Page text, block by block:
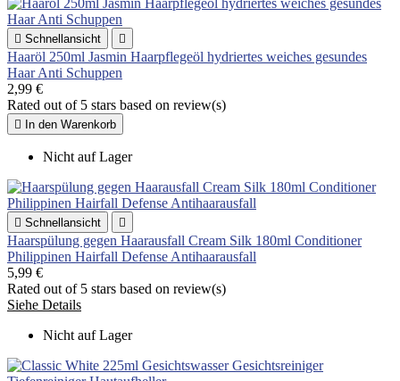
 Schnellansicht 
Haaröl 250ml Jasmin Haarpflegeöl hydriertes weiches gesundes
Haar Anti Schuppen
2,99 €
Rated out of 5 stars based on review(s)
 In den Warenkorb
Nicht auf Lager
 Schnellansicht 
Haarspülung gegen Haarausfall Cream Silk 180ml Conditioner
Philippinen Hairfall Defense Antihaarausfall
5,99 €
Rated out of 5 stars based on review(s)
Siehe Details
Nicht auf Lager